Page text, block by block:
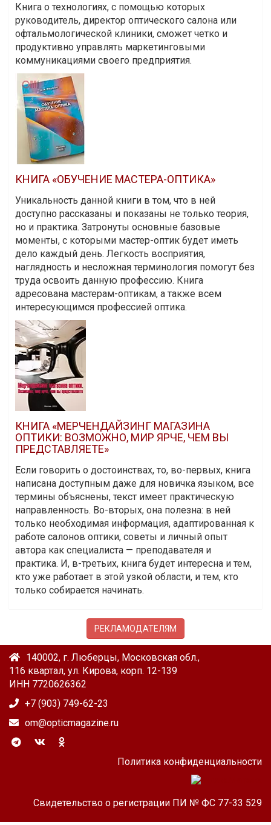
Книга о технологиях, с помощью которых
руководитель, директор оптического салона или
офтальмологической клиники, сможет четко и
продуктивно управлять маркетинговыми
коммуникациями своего предприятия.
КНИГА «ОБУЧЕНИЕ МАСТЕРА-ОПТИКА»
Уникальность данной книги в том, что в ней
доступно рассказаны и показаны не только теория,
но и практика. Затронуты основные базовые
моменты, с которыми мастер-оптик будет иметь
дело каждый день. Легкость восприятия,
наглядность и несложная терминология помогут без
труда освоить данную профессию. Книга
адресована мастерам-оптикам, а также всем
интересующимся профессией оптика.
КНИГА «МЕРЧЕНДАЙЗИНГ МАГАЗИНА
ОПТИКИ: ВОЗМОЖНО, МИР ЯРЧЕ, ЧЕМ ВЫ
ПРЕДСТАВЛЯЕТЕ»
Если говорить о достоинствах, то, во-первых, книга
написана доступным даже для новичка языком, все
термины объяснены, текст имеет практическую
направленность. Во-вторых, она полезна: в ней
только необходимая информация, адаптированная к
работе салонов оптики, советы и личный опыт
автора как специалиста — преподавателя и
практика. И, в-третьих, книга будет интересна и тем,
кто уже работает в этой узкой области, и тем, кто
только собирается начинать.
РЕКЛАМОДАТЕЛЯМ
140002, г. Люберцы, Московская обл.,
116 квартал, ул. Кирова, корп. 12-139
ИНН 7720626362
+7 (903) 749-62-23
om@opticmagazine.ru
Политика конфиденциальности
Свидетельство о регистрации ПИ № ФС 77-33 529